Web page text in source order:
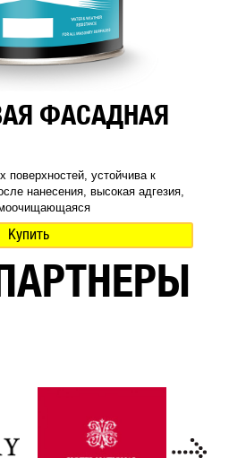
ФАСАДНАЯ
поверхностей, устойчива к
нанесения, высокая адгезия,
Купить